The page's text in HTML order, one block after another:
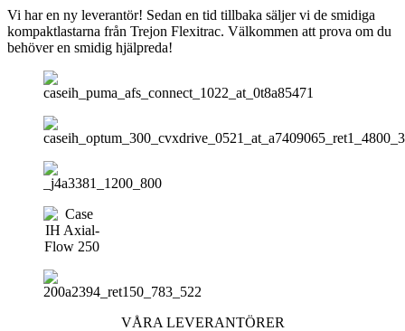
Vi har en ny leverantör! Sedan en tid tillbaka säljer vi de smidiga
kompaktlastarna från Trejon Flexitrac. Välkommen att prova om du
behöver en smidig hjälpreda!
VÅRA LEVERANTÖRER